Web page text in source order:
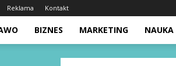
Reklama Kontakt
BIZNES MARKETING NAUKA